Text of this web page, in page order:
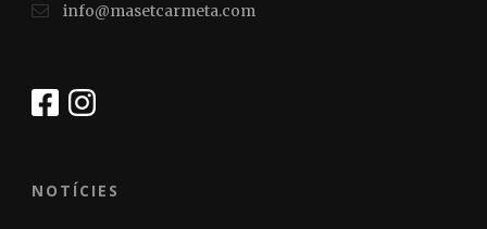
info@masetcarmeta.com
NOTÍCIES